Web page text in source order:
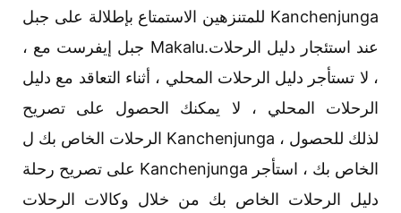
للمتنزهين الاستمتاع بإطلالة على جبل Kanchenjunga
، جبل إيفرست مع Makalu.عند استئجار دليل الرحلات
، لا تستأجر دليل الرحلات المحلي ، أثناء التعاقد مع دليل
الرحلات المحلي ، لا يمكنك الحصول على تصريح
الرحلات الخاص بك ل Kanchenjunga ، لذلك للحصول
على تصريح رحلة Kanchenjunga الخاص بك ، استأجر
دليل الرحلات الخاص بك من خلال وكالات الرحلات